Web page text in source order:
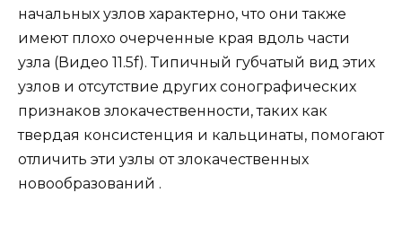
начальных узлов характерно, что они также
имеют плохо очерченные края вдоль части
узла (Видео 11.5f). Типичный губчатый вид этих
узлов и отсутствие других сонографических
признаков злокачественности, таких как
твердая консистенция и кальцинаты, помогают
отличить эти узлы от злокачественных
новообразований .